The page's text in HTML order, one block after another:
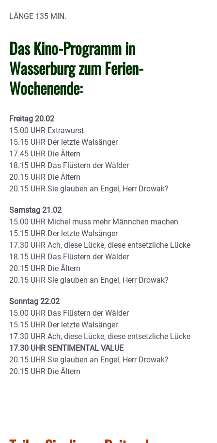
LÄNGE 135 MIN.
Das Kino-Programm in
Wasserburg zum Ferien-
Wochenende:
Freitag 20.02
15.00 UHR Extrawurst
15.15 UHR Der letzte Walsänger
17.45 UHR Die Ältern
18.15 UHR Das Flüstern der Wälder
20.15 UHR Die Ältern
20.15 UHR Sie glauben an Engel, Herr Drowak?
Samstag 21.02
15.00 UHR Michel muss mehr Männchen machen
15.15 UHR Der letzte Walsänger
17.30 UHR Ach, diese Lücke, diese entsetzliche Lücke
18.15 UHR Das Flüstern der Wälder
20.15 UHR Die Ältern
20.15 UHR Sie glauben an Engel, Herr Drowak?
Sonntag 22.02
15.00 UHR Das Flüstern der Wälder
15.15 UHR Der letzte Walsänger
17.30 UHR Ach, diese Lücke, diese entsetzliche Lücke
17.30 UHR SENTIMENTAL VALUE
20.15 UHR Sie glauben an Engel, Herr Drowak?
20.15 UHR Die Ältern